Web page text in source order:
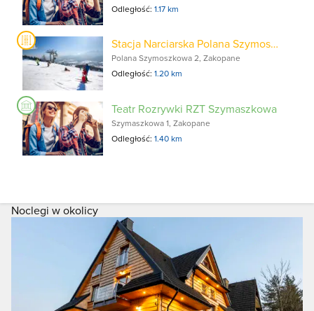
Odległość:1.17 km
Stacja Narciarska Polana Szymoszkowa
Polana Szymoszkowa 2, Zakopane
Odległość:1.20 km
Teatr Rozrywki RZT Szymaszkowa
Szymaszkowa 1, Zakopane
Odległość:1.40 km
Noclegi w okolicy